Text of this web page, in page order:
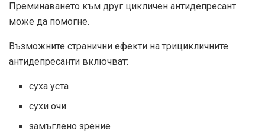
Преминаването към друг цикличен антидепресант
може да помогне.
Възможните странични ефекти на трицикличните
антидепресанти включват:
суха уста
сухи очи
замъглено зрение